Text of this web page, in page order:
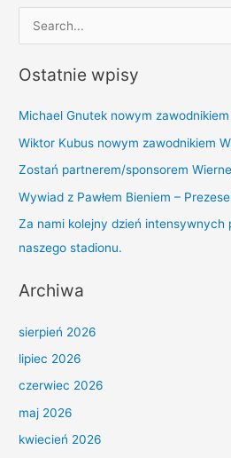
a
h
f
o
r
:
Ostatnie wpisy
Michael Gnutek nowym zawodnikiem
Wiktor Kubus nowym zawodnikiem
Zostań partnerem/sponsorem
Wywiad z Pawłem Bieniem –
Za nami kolejny dzień intensywnych
naszego stadionu.
Archiwa
sierpień 2026
lipiec 2026
czerwiec 2026
maj 2026
kwiecień 2026